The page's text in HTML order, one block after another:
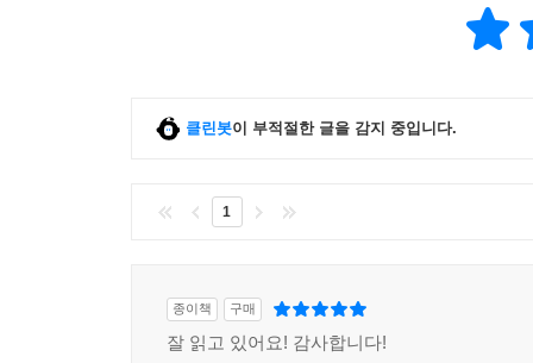
클린봇이 부적절한 글을 감지 중입니다.
1
종이책 구매
잘 읽고 있어요! 감사합니다!